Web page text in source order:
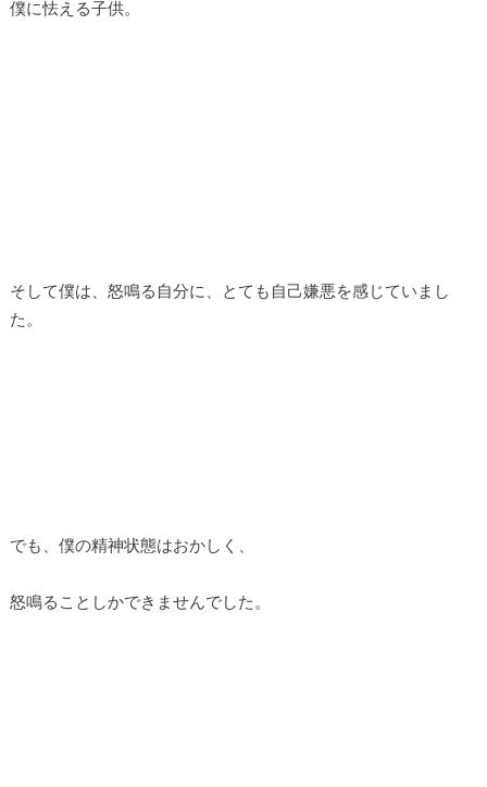
僕に怯える子供。
そして僕は、怒鳴る自分に、とても自己嫌悪を感じていまし
た。
でも、僕の精神状態はおかしく、
怒鳴ることしかできませんでした。